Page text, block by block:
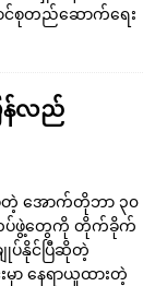
ာင်စုတည်ဆောက်ရေး
န်လည်
ခဲ့တဲ့ အောက်တိုဘာ ၃၀
တပ်ဖွဲ့တွေကို တိုက်ခိုက်
ပ်နိုင်ပြီဆိုတဲ့
ာ နေရာယူထားတဲ့